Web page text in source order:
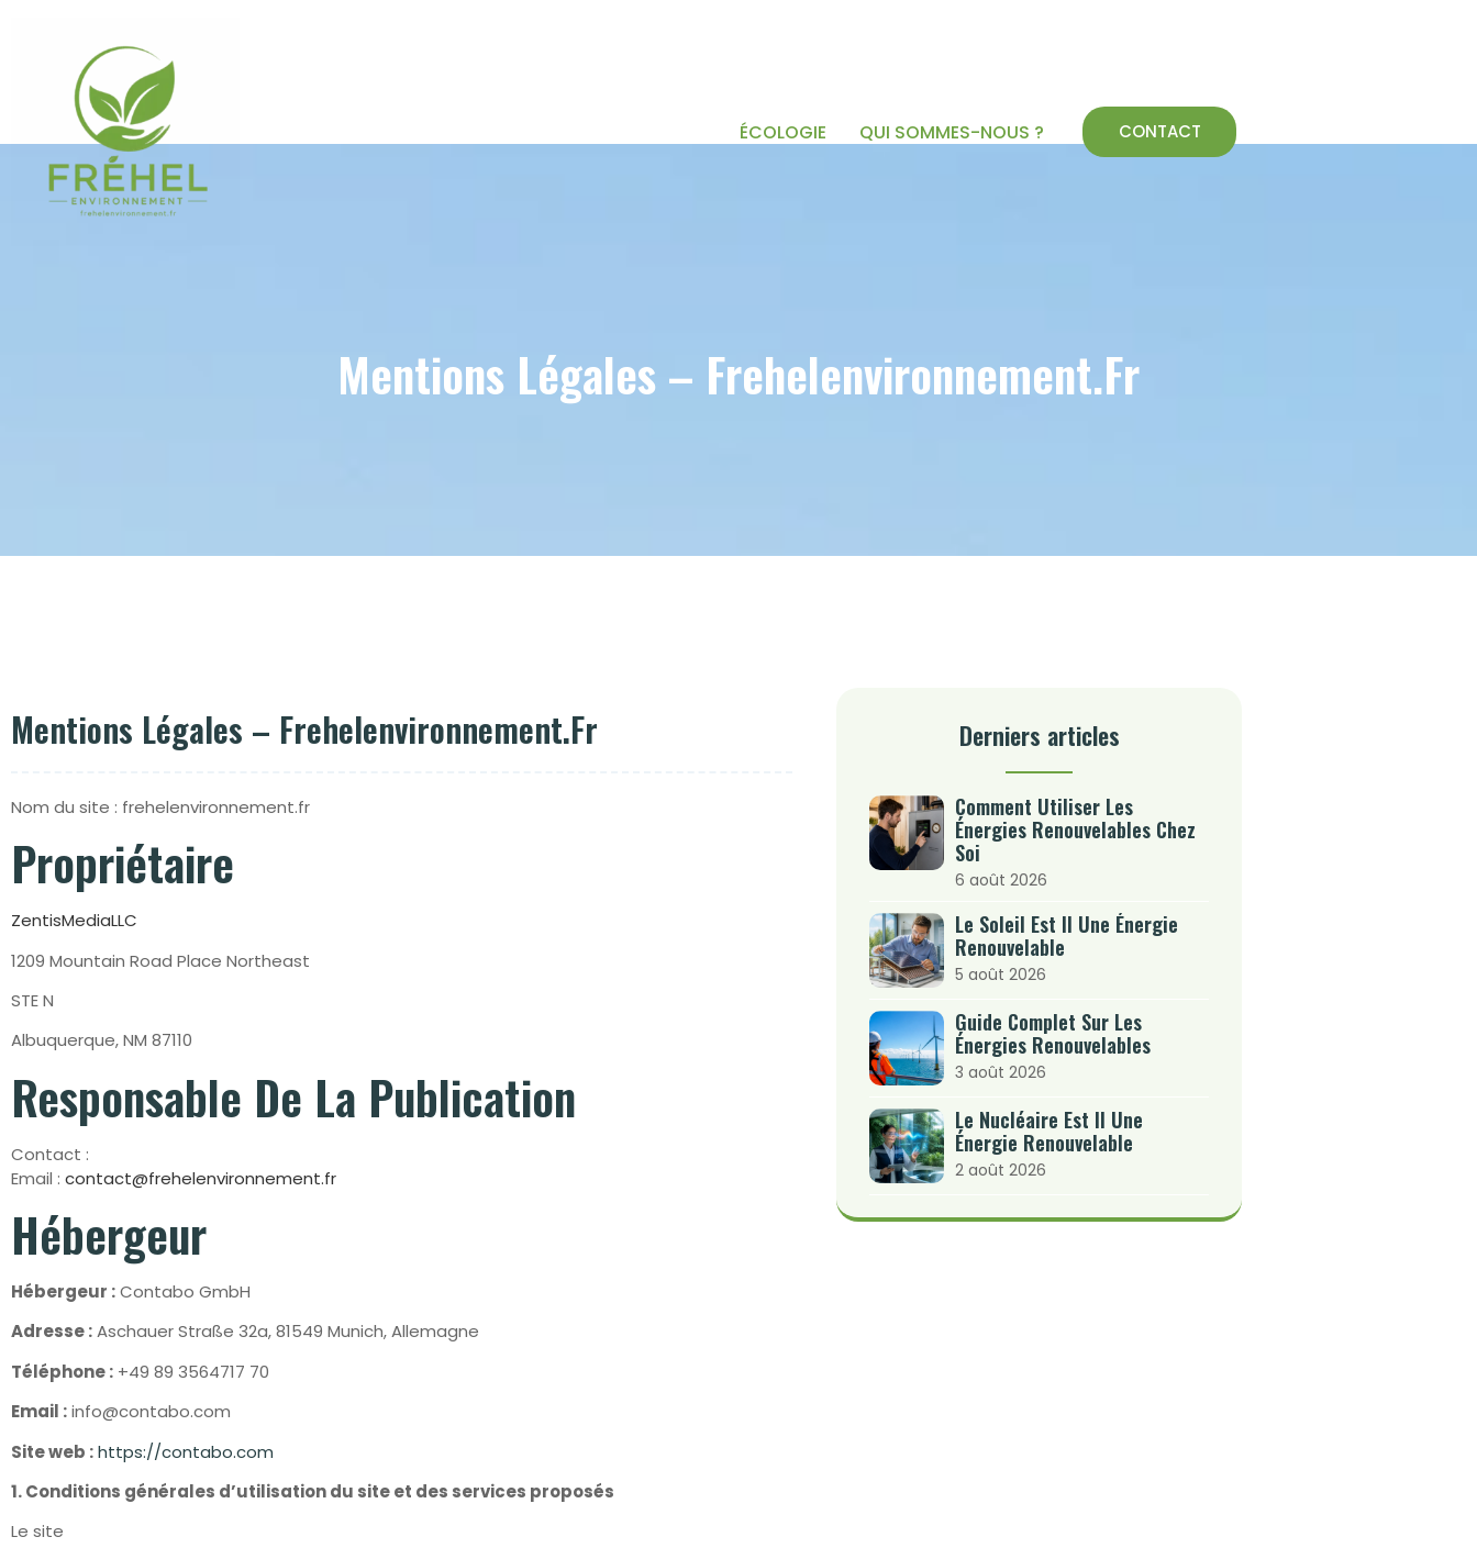
ÉCOLOGIE QUI SOMMES-NOUS ? CONTACT
Mentions Légales – Frehelenvironnement.fr
Mentions Légales – Frehelenvironnement.fr
Nom du site : frehelenvironnement.fr
Propriétaire
ZentisMediaLLC
1209 Mountain Road Place Northeast
STE N
Albuquerque, NM 87110
Responsable De La Publication
Contact :
Email : contact@frehelenvironnement.fr
Hébergeur
Hébergeur :Contabo GmbH
Adresse :Aschauer Straße 32a, 81549 Munich, Allemagne
Téléphone : +49 89 3564717 70
Email :info@contabo.com
Site web :https://contabo.com
1. Conditions générales d’utilisation du site et des services proposés
Le site
Derniers articles
Comment Utiliser Les
Énergies Renouvelables Chez
Soi
6 août 2026
Le Soleil Est Il Une Énergie
Renouvelable
5 août 2026
Guide Complet Sur Les
Énergies Renouvelables
3 août 2026
Le Nucléaire Est Il Une
Énergie Renouvelable
2 août 2026